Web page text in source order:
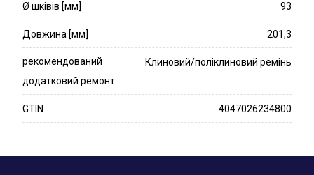
Ø шківів [мм] 93
Довжина [мм] 201,3
рекомендований
додатковий ремонт
Клиновий/поліклиновий ремінь
GTIN 4047026234800